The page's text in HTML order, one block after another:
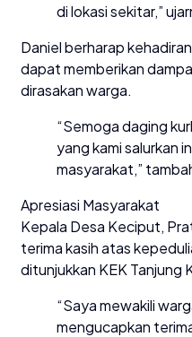
di lokasi sekitar,”
Daniel berharap
dapat memberikan
dirasakan warga.
“Semoga daging
yang kami salurkan
masyarakat,”
Apresiasi Masyarakat
Kepala Desa Keciput,
terima kasih atas
ditunjukkan KEK Tanjung
“Saya mewakili
mengucapkan